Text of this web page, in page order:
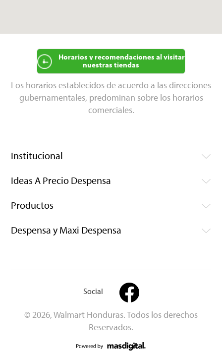
Horarios y recomendaciones al visitar
nuestras tiendas
Los horarios establecidos de acuerdo a las direcciones
gubernamentales, predominan sobre los horarios
comerciales.
Institucional
Ideas A Precio Despensa
Productos
Despensa y Maxi Despensa
Social
© 2026, Walmart Honduras. Todos los derechos
Reservados.